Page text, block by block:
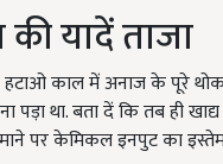
यादें ताजा
काल में अनाज के पूरे थोक
था. बता दें कि तब ही
पर केमिकल इनपुट का